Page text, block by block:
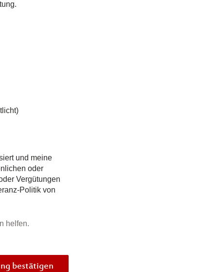
und meine
oder
Vergütungen
Politik von
helfen.
Bewertung bestätigen